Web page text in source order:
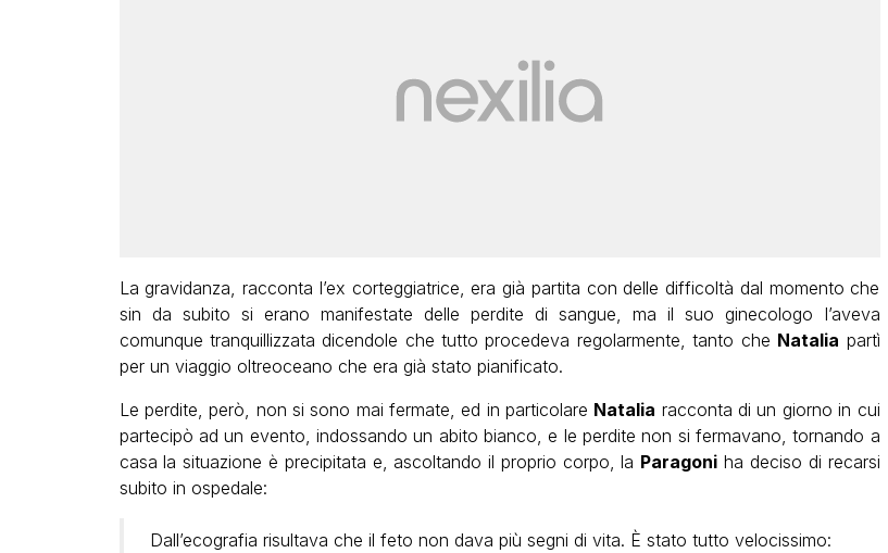
La gravidanza, racconta l’ex corteggiatrice, era già partita con delle difficoltà dal momento che
sin da subito si erano manifestate delle perdite di sangue, ma il suo ginecologo l’aveva
comunque tranquillizzata dicendole che tutto procedeva regolarmente, tanto che Natalia partì
per un viaggio oltreoceano che era già stato pianificato.
Le perdite, però, non si sono mai fermate, ed in particolare Natalia racconta di un giorno in cui
partecipò ad un evento, indossando un abito bianco, e le perdite non si fermavano, tornando a
casa la situazione è precipitata e, ascoltando il proprio corpo, la Paragoni ha deciso di recarsi
subito in ospedale:
Dall’ecografia risultava che il feto non dava più segni di vita. È stato tutto velocissimo: